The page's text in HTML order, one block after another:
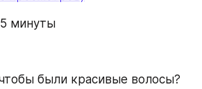
минуты
были красивые волосы?